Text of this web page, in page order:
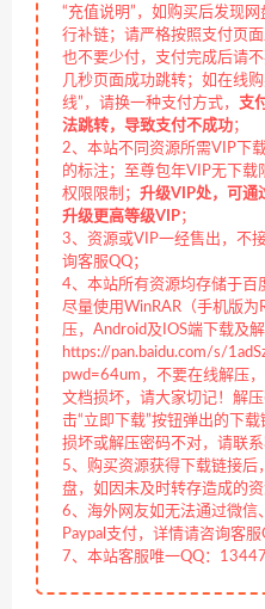
“充值说明”，如购买后发现
行补链；请严格按照支付页
也不要少付，支付完成后请
几秒页面成功跳转；如在线
线”，请换一种支付方式， 支
法跳转，导致支付不成功；
2、本站不同资源所需VIP下
的标注；至尊包年VIP无下
权限限制； 升级VIP处，可通
升级更高等级VIP；
3、资源或VIP一经售出，不
询客服QQ；
4、本站所有资源均存储于百
尽量使用WinRAR（手机版
压，Android及IOS端下载及
https://pan.baidu.com/s/
pwd=64um，不要在线解压
文档损坏，请大家切记！解
击“立即下载”按钮弹出的下
损坏或解压密码不对，请联系
5、购买资源获得下载链接后
盘，如因未及时转存造成的
6、海外网友如无法通过微信
Paypal支付，详情请咨询客服
7、本站客服唯一QQ：